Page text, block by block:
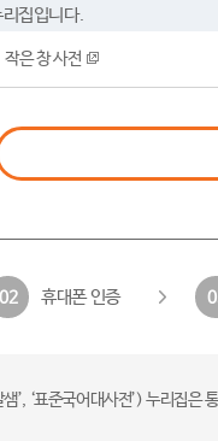
집입니다.
작은 창 사전
02 휴대폰 인증
’, ‘표준국어대사전’) 누리집